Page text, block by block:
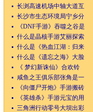
长浏高速机场中轴大道互
长沙市生态环境局宁乡分
《DNF手游》吞噬之谷是
什么是晶核手游艾丽探索
什么是《热血江湖：归来
什么是《遗忘之海》大脸
《 梦幻新诛仙》合欢铃
咸鱼之王俱乐部张角是一
《向僵尸开炮》手游搬砖
《英雄杀》手游元宝的用
三角洲行动零号大坝出彩